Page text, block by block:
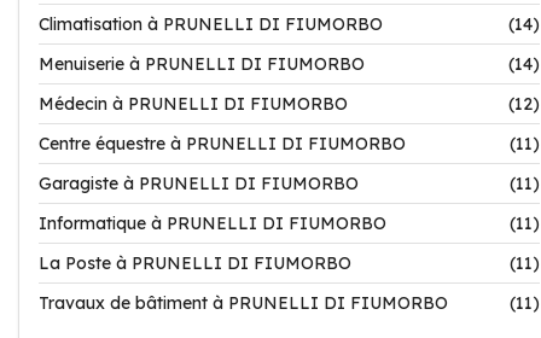
Climatisation à PRUNELLI DI FIUMORBO
(14)
Menuiserie à PRUNELLI DI FIUMORBO
(14)
Médecin à PRUNELLI DI FIUMORBO
(12)
Centre équestre à PRUNELLI DI FIUMORBO
(11)
Garagiste à PRUNELLI DI FIUMORBO
(11)
Informatique à PRUNELLI DI FIUMORBO
(11)
La Poste à PRUNELLI DI FIUMORBO
(11)
Travaux de bâtiment à PRUNELLI DI FIUMORBO
(11)